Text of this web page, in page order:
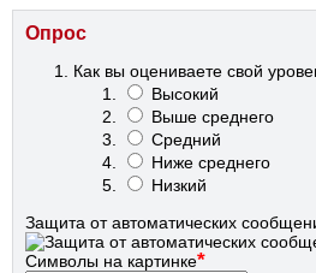
Опрос
Как вы оцениваете свой
Высокий
Выше среднего
Средний
Ниже среднего
Низкий
Защита от автоматических
Символы на картинке*